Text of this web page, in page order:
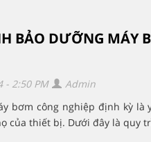
BẢO DƯỠNG MÁY
- 2:50 PM
Admin
bơm công nghiệp định kỳ
của thiết bị. Dưới đây là quy